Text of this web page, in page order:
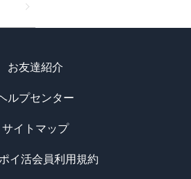
お友達紹介
ルプセンター
サイトマップ
イ活会員利用規約